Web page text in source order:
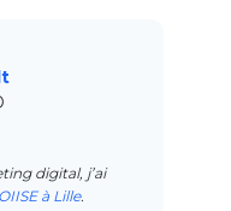
digital, j’ai
à Lille.